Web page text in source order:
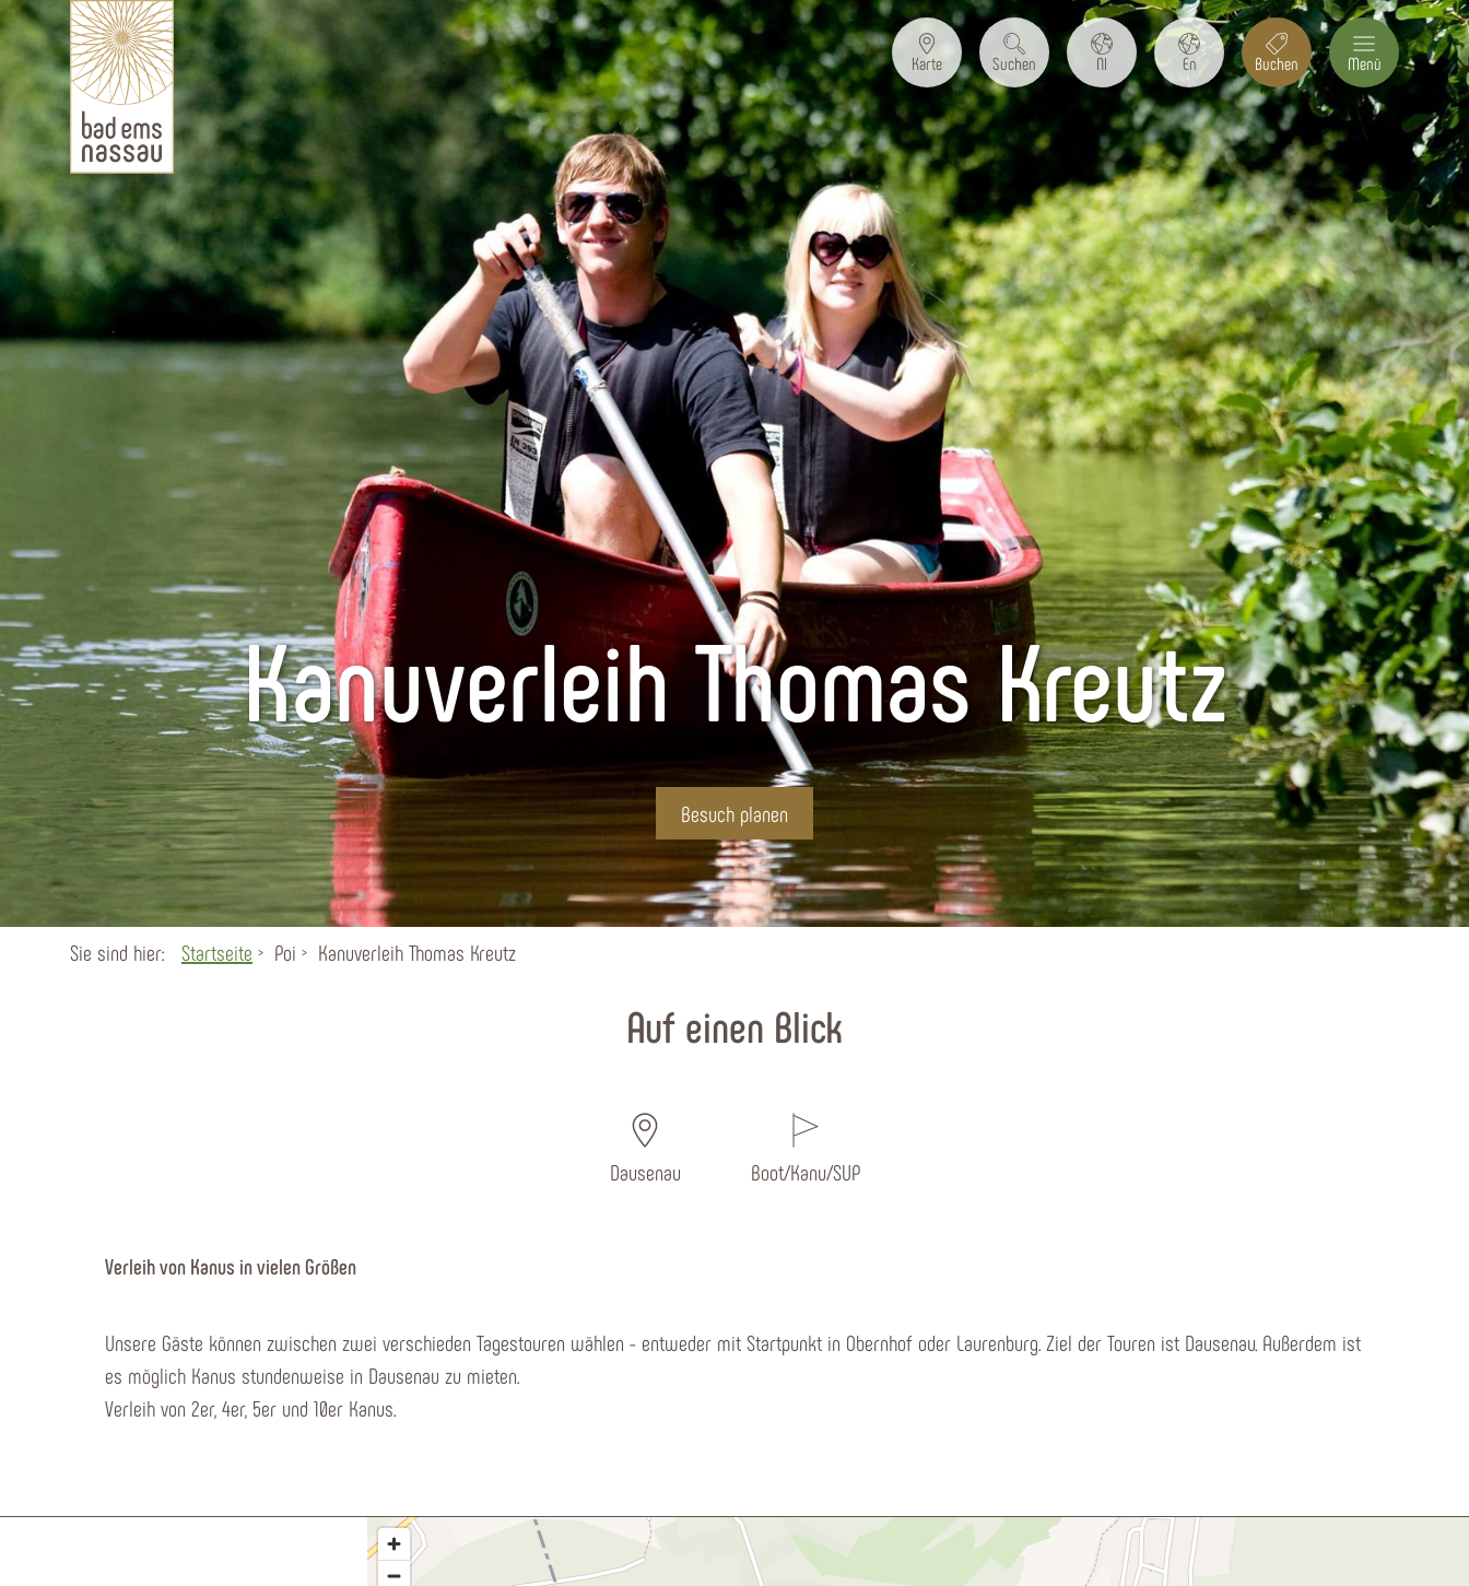
Karte Suchen Nl En Buchen Menü
Kanuverleih Thomas Kreutz
Besuch planen
Sie sind hier: Startseite Poi Kanuverleih Thomas Kreutz
Auf einen Blick
Dausenau Boot/Kanu/SUP
Verleih von Kanus in vielen Größen
Unsere Gäste können zwischen zwei verschieden Tagestouren wählen - entweder mit Startpunkt in Obernhof oder Laurenburg. Ziel der Touren ist Dausenau. Außerdem ist
es möglich Kanus stundenweise in Dausenau zu mieten.
Verleih von 2er, 4er, 5er und 10er Kanus.